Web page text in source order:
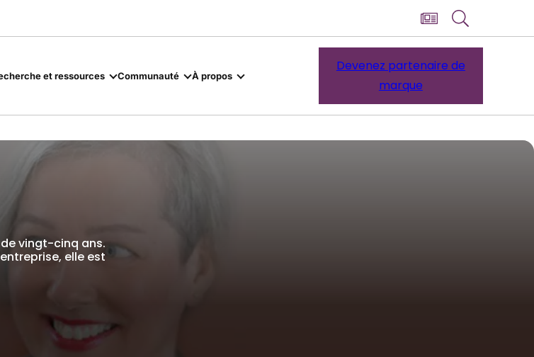
et ressources Communauté À propos
Devenez partenaire de
marque
vingt-cinq ans.
elle est